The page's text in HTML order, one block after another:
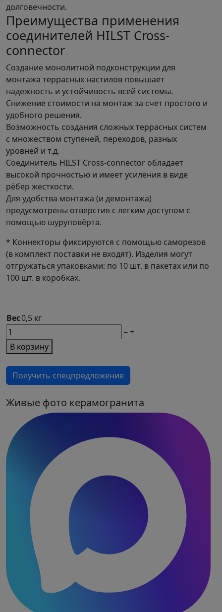
долговечности.
Преимущества применения
соединителей HILST Cross-
connector
Создание монолитной подконструкции для
монтажа террасных настилов повышает
надежность и устойчивость всей системы.
Снижение стоимости на монтаж за счет простого и
удобного решения.
Возможность создания сложных террасных систем
с множеством ступеней, переходов, разных
уровней и т.д.
Соединитель HILST Cross-connector обладает
высокой прочностью и имеет усиления в виде
рёбер жесткости.
Для удобства монтажа (и демонтажа)
предусмотрены отверстия с легким доступом с
помощью шуруповёрта.
* Коннекторы фиксируются с помощью саморезов
(в комплект поставки не входят). Изделия могут
отгружаться упаковками: по 10 шт. в пакетах или по
100 шт. в коробках.
Вес0,5 кг
М2
товара
Перпендикулярный
соединитель
алюминиевой
HILST
60х40
(упак.
10шт)
– +
В корзину
Получить спецпредложение
Живые фото керамогранита